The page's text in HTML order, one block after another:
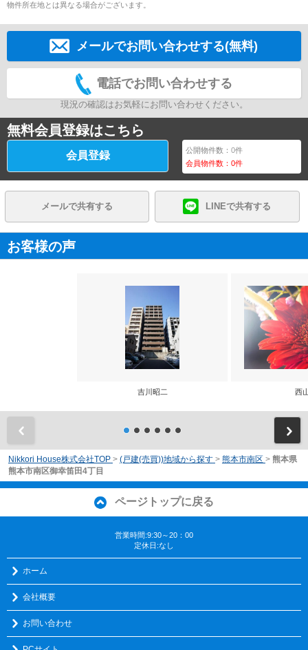
物件所在地とは異なる場合がございます。
メールでお問い合わせする(無料)
電話でお問い合わせする
現況の確認はお気軽にお問い合わせください。
無料会員登録はこちら
会員登録 公開物件数：0件
会員物件数：0件
メールで共有する LINEで共有する
お客様の声
吉川昭二 西
Nikkori House株式会社TOP > (戸建(売買))地域から探す > 熊本市南区 > 熊本県
熊本市南区御幸笛田4丁目
ページトップに戻る
営業時間:9:30～20：00
定休日:なし
ホーム
会社概要
お問い合わせ